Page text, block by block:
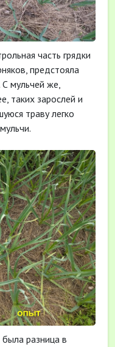
часть грядки
предстояла
мульчей же,
таких зарослей и
траву легко
разница в